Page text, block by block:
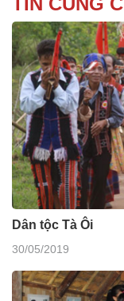
Dân tộc Tà Ôi
30/05/2019